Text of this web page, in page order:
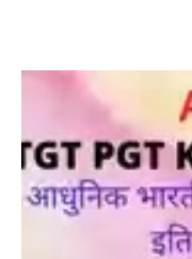
8,, सिंधु सभ्यता में सर्वाधिक मूर्तियां
की 4 सभी की 9,, सरस्वती नदी का
गगा नदी 4 सिंधु नदी 10,, लोहे का
2 सिंधु काल 3 वैदिक काल 4 सभी 11,,